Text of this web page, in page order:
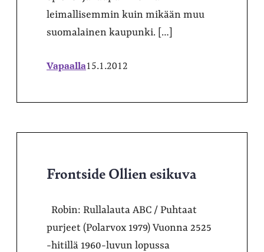
leimallisemmin kuin mikään muu
suomalainen kaupunki. […]
Vapaalla15.1.2012
Frontside Ollien esikuva
Robin: Rullalauta ABC / Puhtaat
purjeet (Polarvox 1979) Vuonna 2525
-hitillä 1960-luvun lopussa